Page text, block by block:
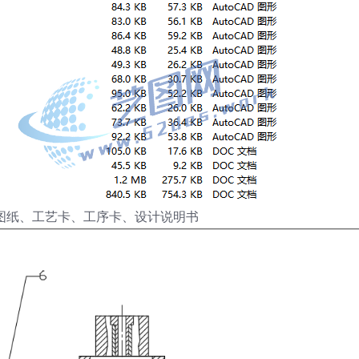
纸、工艺卡、工序卡、设计说明书